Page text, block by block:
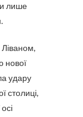
лише
Ліваном,
нової
удару
столиці,